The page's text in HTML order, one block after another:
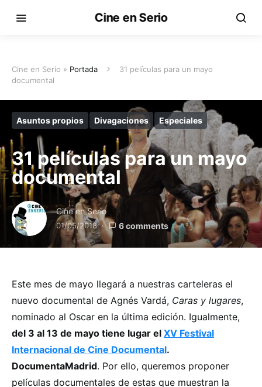
Cine en Serio
Cine en Serio » Portada
31 películas para un mayo
documental
Asuntos propios Divagaciones Especiales
31 películas para un mayo
documental
Cine en Serio
01/05/2018 6 comments
Este mes de mayo llegará a nuestras carteleras el
nuevo documental de Agnés Vardá, Caras y lugares,
nominado al Oscar en la última edición. Igualmente,
del 3 al 13 de mayo tiene lugar el XV Festival
Internacional de Cine Documental.
DocumentaMadrid. Por ello, queremos proponer
películas documentales de estas que muestran la